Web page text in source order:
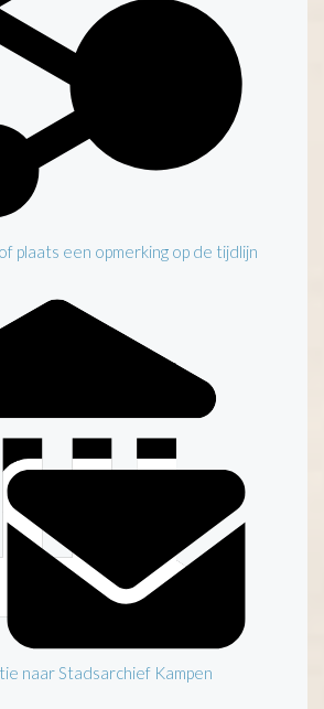
plaats een opmerking op de tijdlijn
naar Stadsarchief Kampen